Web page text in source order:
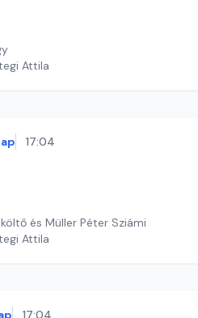
Attila
17:04
és Müller Péter Sziámi
Attila
17:04